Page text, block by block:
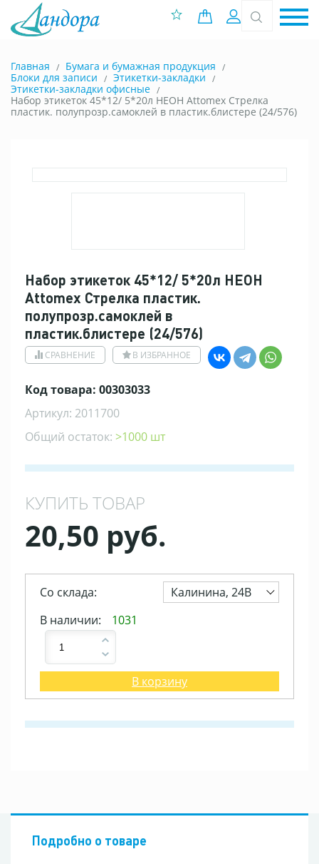
0 позиций
Вход
Главная
Бумага и бумажная продукция
Блоки для записи
Этикетки-закладки
Этикетки-закладки офисные
Набор этикеток 45*12/ 5*20л НЕОН Attomex Стрелка
пластик. полупрозр.самоклей в пластик.блистере (24/576)
Набор этикеток 45*12/ 5*20л НЕОН
Attomex Стрелка пластик.
полупрозр.самоклей в
пластик.блистере (24/576)
СРАВНЕНИЕ В ИЗБРАННОЕ
Код товара: 00303033
Артикул: 2011700
Общий остаток: >1000 шт
КУПИТЬ ТОВАР
20,50 руб.
Со склада:
Калинина, 24В
В наличии:
1031
В корзину
Подробно о товаре